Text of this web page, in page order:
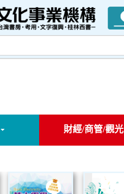
財經/商管/觀光